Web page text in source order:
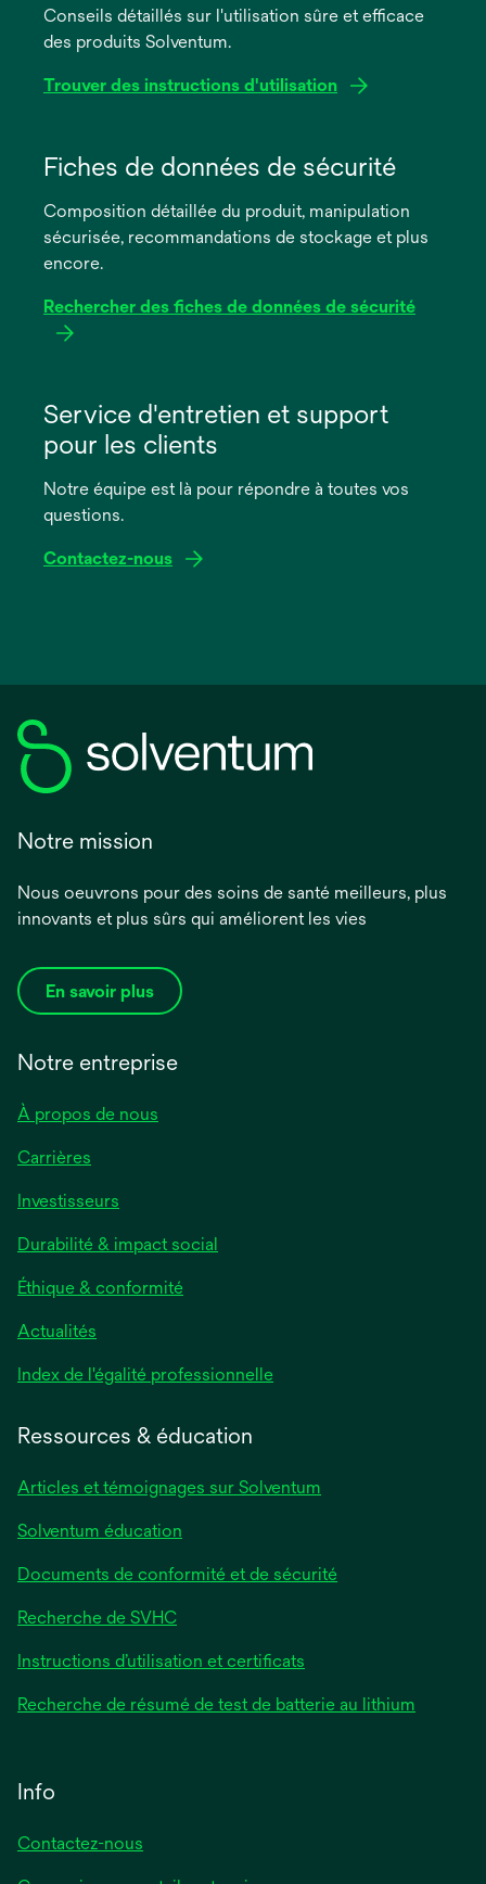
Conseils détaillés sur l'utilisation sûre et efficace
des produits Solventum.
Trouver des instructions d'utilisation
dans
nouvel
onglet
Fiches de données de sécurité
Composition détaillée du produit, manipulation
sécurisée, recommandations de stockage et plus
encore.
Rechercher des fiches de données de sécurité
dans
nouvel
onglet
Service d'entretien et support
pour les clients
Notre équipe est là pour répondre à toutes vos
questions.
Contactez-nous
Notre mission
Nous oeuvrons pour des soins de santé meilleurs, plus
innovants et plus sûrs qui améliorent les vies
En savoir plus
Notre entreprise
À propos de nous
Carrières
Investisseurs
Durabilité & impact social
Éthique & conformité
Actualités
Index de l'égalité professionnelles’ouvre
onglet
Ressources & éducation
Articles et témoignages sur Solventum
Solventum éducation
Documents de conformité et de sécurité
Recherche de SVHC
Instructions d’utilisation et certificats
Recherche de résumé de test de batterie au lithium
Info
Contactez-nous